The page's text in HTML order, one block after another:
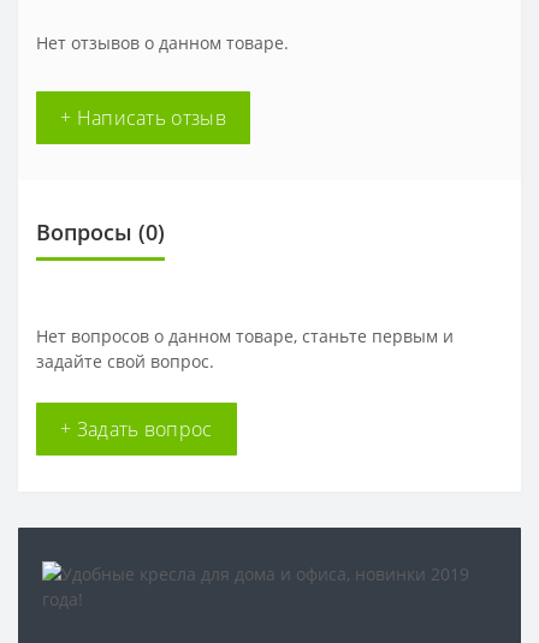
Нет отзывов о данном товаре.
+ Написать отзыв
Вопросы (0)
Нет вопросов о данном товаре, станьте первым и
задайте свой вопрос.
+ Задать вопрос